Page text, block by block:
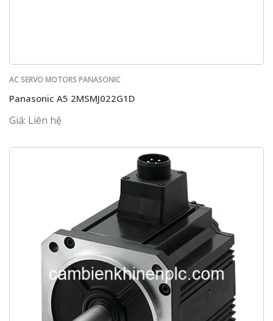
AC SERVO MOTORS PANASONIC
Panasonic A5 2MSMJ022G1D
Giá: Liên hệ